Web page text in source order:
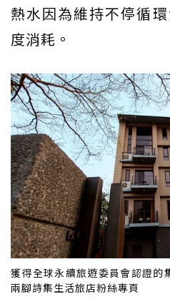
熱水因為維持不停循
度消耗。
獲得全球永續旅遊委員會認證的
兩腳詩集生活旅店粉絲專頁